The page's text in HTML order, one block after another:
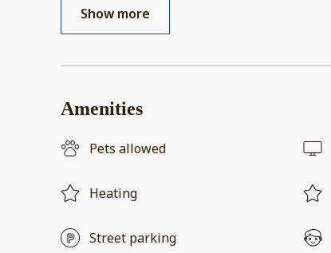
Show more
Amenities
Pets allowed
Heating
Street parking